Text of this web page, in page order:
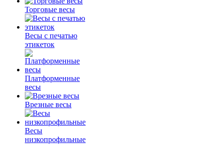
Торговые весы
Весы с печатью
этикеток
Платформенные
весы
Врезные весы
Весы
низкопрофильные